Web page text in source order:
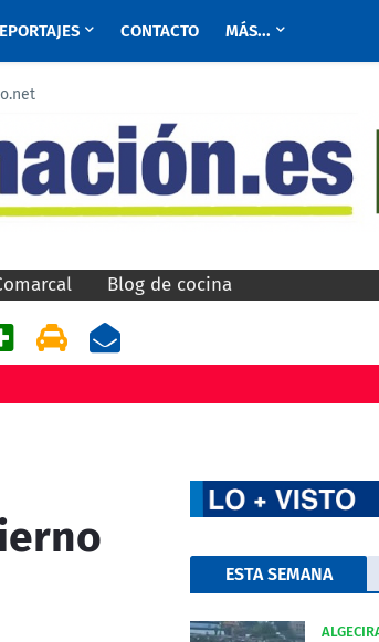
CONTACTO MÁS...
Blog de cocina
ESTA SEMANA